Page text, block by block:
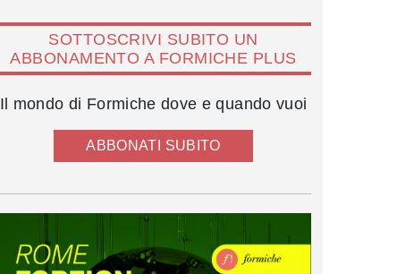
SOTTOSCRIVI SUBITO UN
ABBONAMENTO A FORMICHE PLUS
Il mondo di Formiche dove e quando vuoi
ABBONATI SUBITO